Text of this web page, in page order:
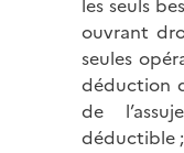
ouvrant
seules
déduction
de
déductible ;